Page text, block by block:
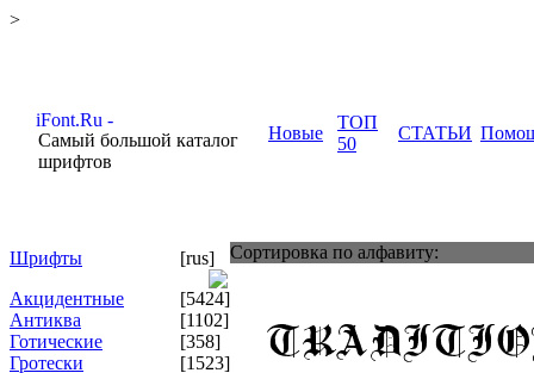
>
Самый большой каталог
шрифтов
Новые
ТОП
50
СТАТЬИ
Шрифты
[rus]
Акцидентные
[5424]
Антиква
[1102]
Готические
[358]
Гротески
[1523]
Сортировка по алфавиту: